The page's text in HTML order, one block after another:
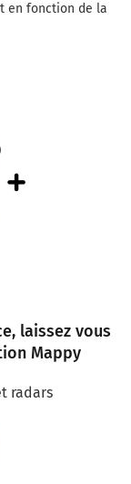
en fonction de la
laissez vous
Mappy
radars